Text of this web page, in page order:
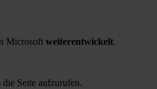
Microsoft weiterentwickelt.
die Seite aufzurufen.